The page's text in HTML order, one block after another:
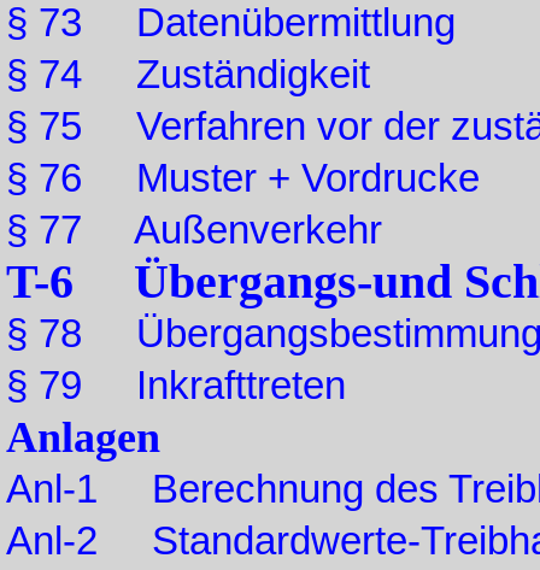
§ 73 Datenübermittlung
§ 74 Zuständigkeit
§ 75 Verfahren vor der
§ 76 Muster + Vordrucke
§ 77 Außenverkehr
T-6 Übergangs-und
§ 78
§ 79 Inkrafttreten
Anlagen
Anl-1 Berechnung des
Anl-2 Standardwerte-